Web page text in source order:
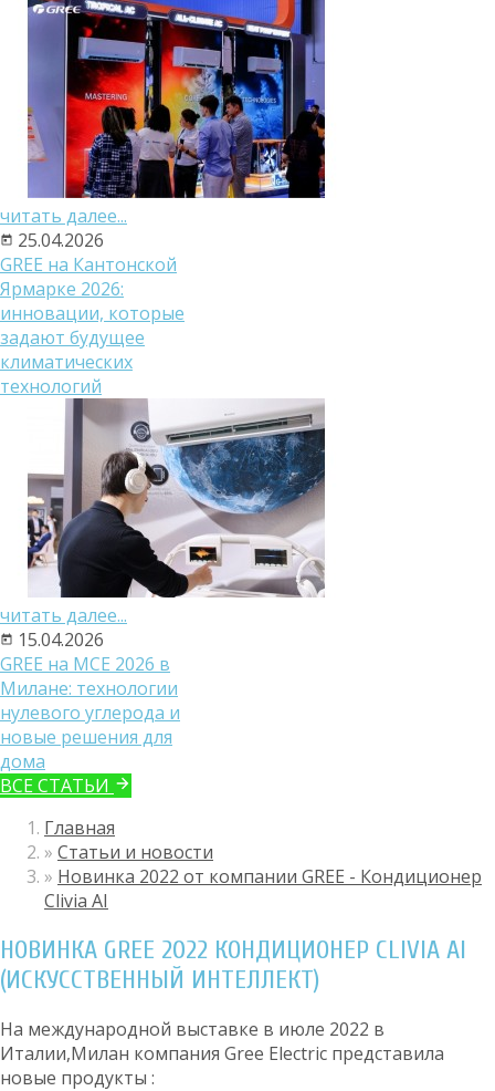
читать далее...
25.04.2026
GREE на Кантонской
Ярмарке 2026:
инновации, которые
задают будущее
климатических
технологий
читать далее...
15.04.2026
GREE на MCE 2026 в
Милане: технологии
нулевого углерода и
новые решения для
дома
ВСЕ СТАТЬИ
Главная
» Статьи и новости
» Новинка 2022 от компании GREE - Кондиционер
Clivia AI
НОВИНКА GREE 2022 КОНДИЦИОНЕР CLIVIA AI
(ИСКУССТВЕННЫЙ ИНТЕЛЛЕКТ)
На международной выставке в июле 2022 в
Италии,Милан компания Grее Elесtriс представила
новые продукты :